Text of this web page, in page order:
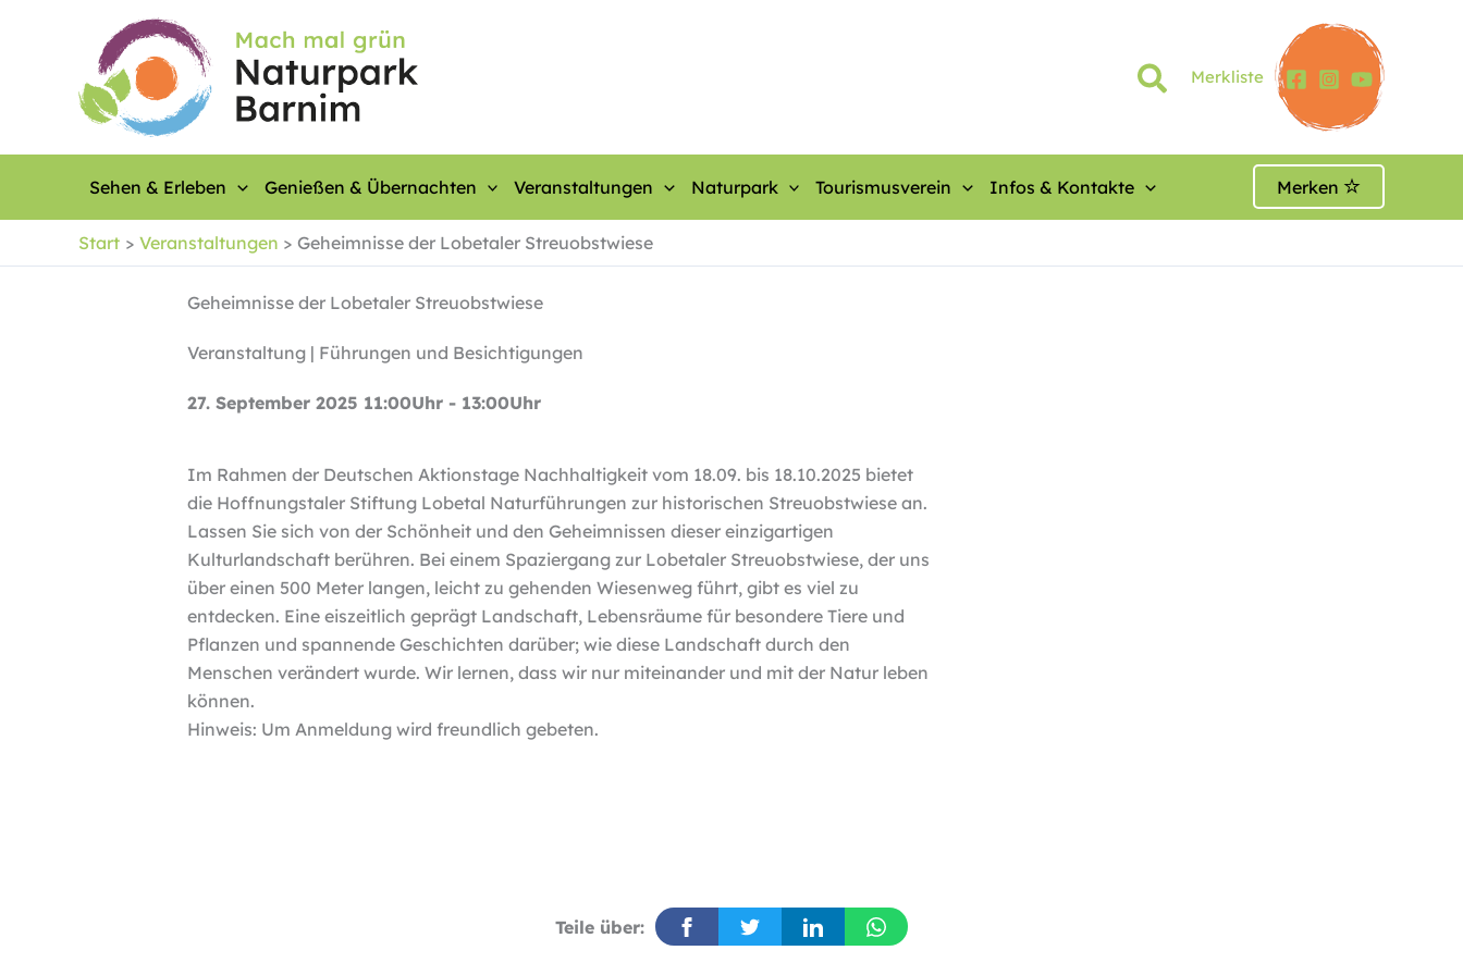
Merkliste
Sehen & Erleben Genießen & Übernachten Veranstaltungen Naturpark Tourismusverein Infos & Kontakte Merken
Start Veranstaltungen Geheimnisse der Lobetaler Streuobstwiese
Geheimnisse der Lobetaler Streuobstwiese
Veranstaltung | Führungen und Besichtigungen
27. September 2025 11:00Uhr - 13:00Uhr
Im Rahmen der Deutschen Aktionstage Nachhaltigkeit vom 18.09. bis 18.10.2025 bietet
die Hoffnungstaler Stiftung Lobetal Naturführungen zur historischen Streuobstwiese an.
Lassen Sie sich von der Schönheit und den Geheimnissen dieser einzigartigen
Kulturlandschaft berühren. Bei einem Spaziergang zur Lobetaler Streuobstwiese, der uns
über einen 500 Meter langen, leicht zu gehenden Wiesenweg führt, gibt es viel zu
entdecken. Eine eiszeitlich geprägt Landschaft, Lebensräume für besondere Tiere und
Pflanzen und spannende Geschichten darüber; wie diese Landschaft durch den
Menschen verändert wurde. Wir lernen, dass wir nur miteinander und mit der Natur leben
können.
Hinweis: Um Anmeldung wird freundlich gebeten.
Teile über: